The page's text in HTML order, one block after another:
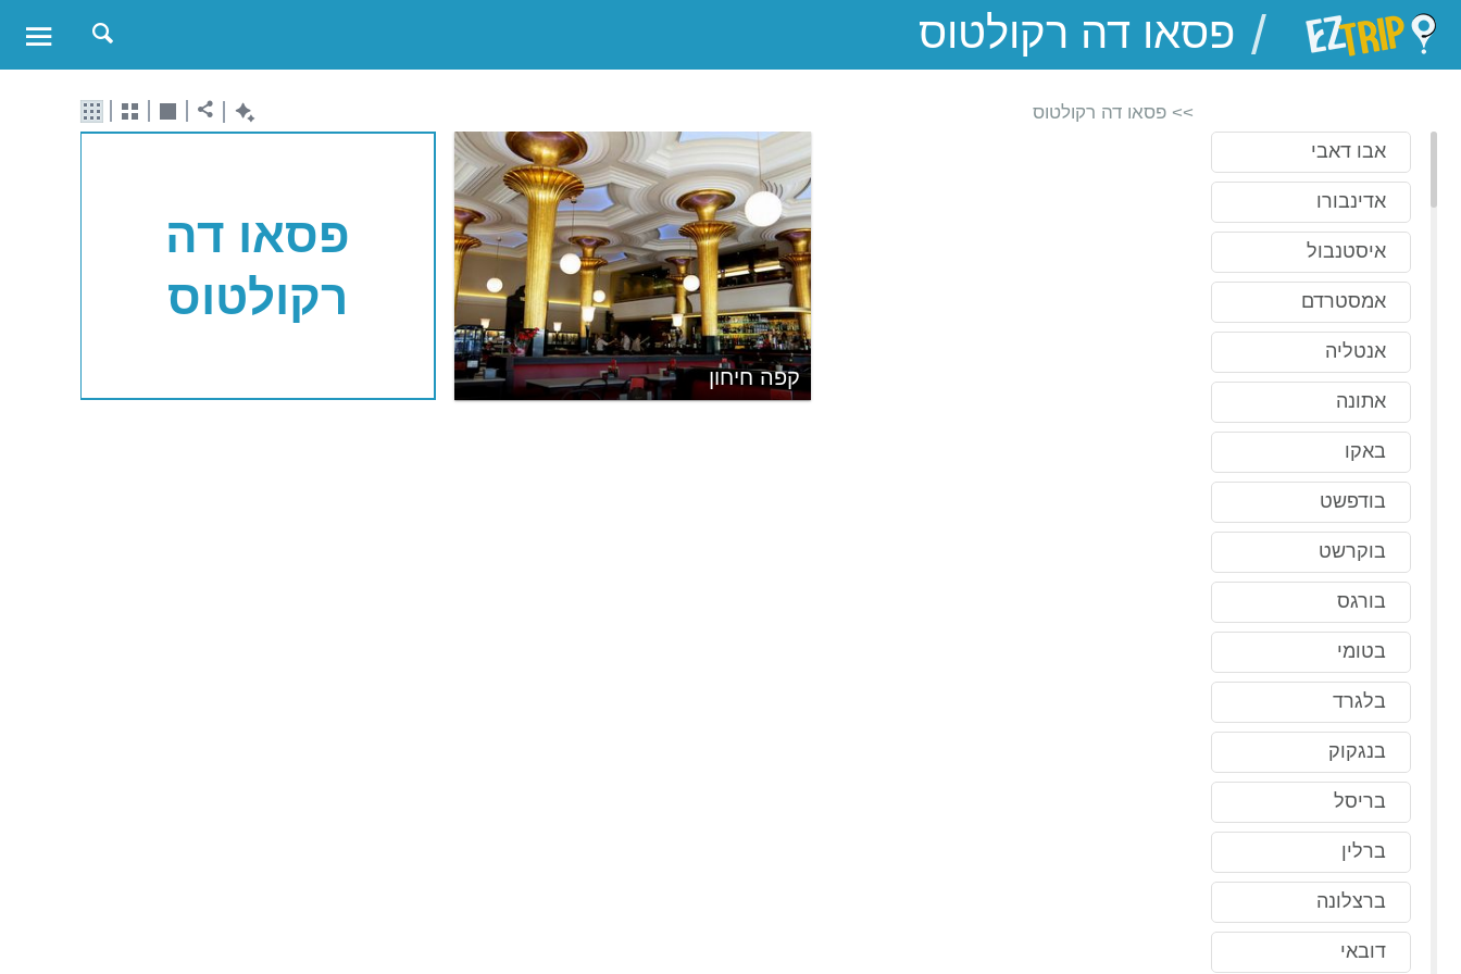
EZTrip
/
אבו דאבי
אדינבורו
איסטנבול
אמסטרדם
אנטליה
אתונה
באקו
בודפשט
בוקרשט
בורגס
בטומי
בלגרד
בנגקוק
בריסל
ברלין
ברצלונה
דובאי
>> פסאו דה רקולטוס
פסאו דה
רקולטוס
קפה חיחון